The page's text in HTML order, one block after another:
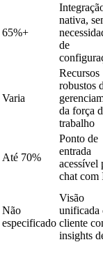
65%+
nativa,
de
Varia
Recursos
robustos
da força
trabalho
Até 70%
Ponto de
entrada
acessível
chat com
Não
especificado
Visão
unificada
cliente
insights